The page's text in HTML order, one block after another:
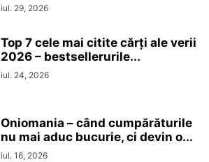
iul. 29, 2026
Top 7 cele mai citite cărți ale verii
2026 – bestsellerurile...
iul. 24, 2026
Oniomania – când cumpărăturile
nu mai aduc bucurie, ci devin o...
iul. 16, 2026